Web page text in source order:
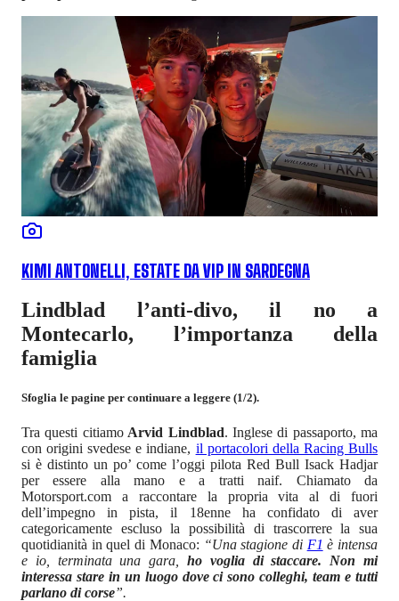
KIMI ANTONELLI, ESTATE DA VIP IN SARDEGNA
Lindblad l’anti-divo, il no a
Montecarlo, l’importanza della
famiglia
Sfoglia le pagine per continuare a leggere (1/2).
Tra questi citiamoArvid Lindblad. Inglese di passaporto, ma
con origini svedese e indiane, il portacolori della Racing Bulls
si è distinto un po’ come l’oggi pilota Red Bull Isack Hadjar
per essere alla mano e a tratti naif. Chiamato da
Motorsport.com a raccontare la propria vita al di fuori
dell’impegno in pista, il 18enne ha confidato di aver
categoricamente escluso la possibilità di trascorrere la sua
quotidianità in quel di Monaco: “Una stagione di F1 è intensa
e io, terminata una gara,
ho voglia di staccare. Non mi
interessa stare in un luogo dove ci sono colleghi, team e tutti
parlano di corse”.